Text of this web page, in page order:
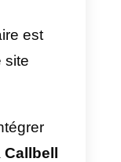
canal
beaucoup